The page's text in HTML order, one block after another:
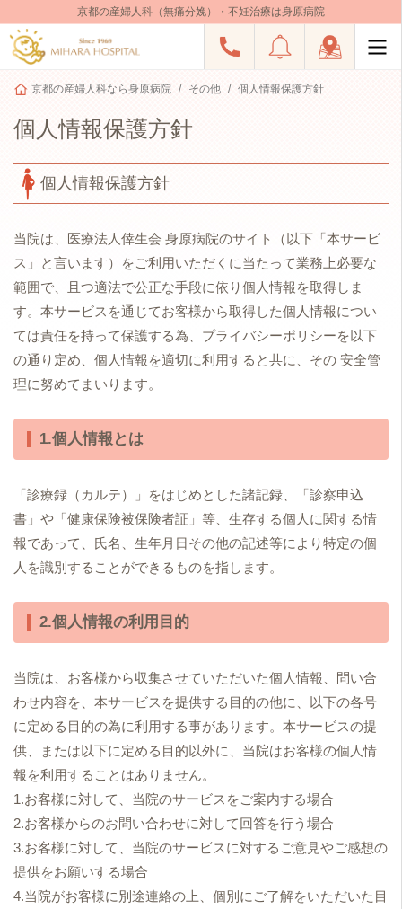
京都の産婦人科（無痛分娩）・不妊治療は身原病院
京都の産婦人科なら身原病院 その他 個人情報保護方針
個人情報保護方針
個人情報保護方針
当院は、医療法人倖生会 身原病院のサイト（以下「本サービ
ス」と言います）をご利用いただくに当たって業務上必要な
範囲で、且つ適法で公正な手段に依り個人情報を取得しま
す。本サービスを通じてお客様から取得した個人情報につい
ては責任を持って保護する為、プライバシーポリシーを以下
の通り定め、個人情報を適切に利用すると共に、その 安全管
理に努めてまいります。
1.個人情報とは
「診療録（カルテ）」をはじめとした諸記録、「診察申込
書」や「健康保険被保険者証」等、生存する個人に関する情
報であって、氏名、生年月日その他の記述等により特定の個
人を識別することができるものを指します。
2.個人情報の利用目的
当院は、お客様から収集させていただいた個人情報、問い合
わせ内容を、本サービスを提供する目的の他に、以下の各号
に定める目的の為に利用する事があります。本サービスの提
供、または以下に定める目的以外に、当院はお客様の個人情
報を利用することはありません。
1.お客様に対して、当院のサービスをご案内する場合
2.お客様からのお問い合わせに対して回答を行う場合
3.お客様に対して、当院のサービスに対するご意見やご感想の
提供をお願いする場合
4.当院がお客様に別途連絡の上、個別にご了解をいただいた目